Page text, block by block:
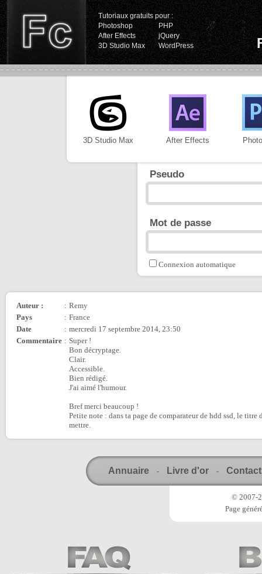
Tutoriaux gratuits pour :
Photoshop
PHP
After Effects
jQuery
3D Studio Max
WordPress
3D Studio Max After Effects
Pseudo
Mot de passe
Connexion automatique
Auteur : : Remy
Pays
: France
Date
: mercredi 17 septembre 2014, 23:50
Commentaire : Super !
Bon décryptage.
Clair.
Accessible.
Bien rédigé.
J'ai aimé l'humour.
Bref merci beaucoup !
Petite note : dans ta page de comparateur de hdd ssd, le
mettre.
Annuaire - Livre d'or - Contact
© 2007-
Page